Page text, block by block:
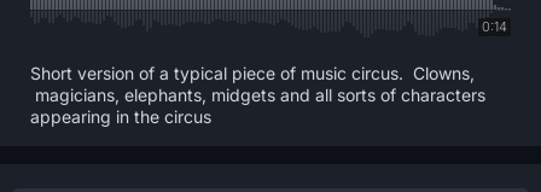
0:14
Short version of a typical piece of music circus. Clowns,
magicians, elephants, midgets and all sorts of characters
appearing in the circus